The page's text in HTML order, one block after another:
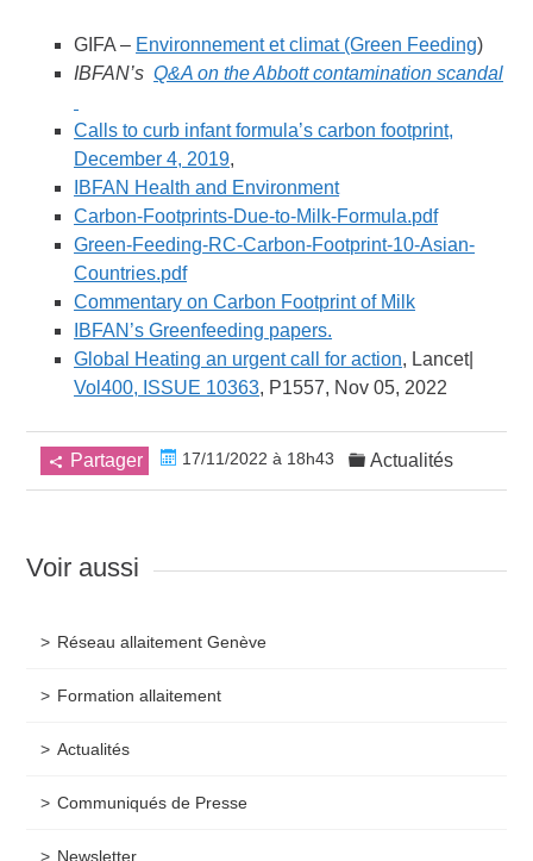
GIFA – Environnement et climat (Green Feeding)
IBFAN’sQ&A on the Abbott contamination scandal
Calls to curb infant formula’s carbon footprint,
December 4, 2019,
IBFAN Health and Environment
Carbon-Footprints-Due-to-Milk-Formula.pdf
Green-Feeding-RC-Carbon-Footprint-10-Asian-
Countries.pdf
Commentary on Carbon Footprint of Milk
IBFAN’s Greenfeeding papers.
Global Heating an urgent call for action, Lancet|
Vol400, ISSUE 10363, P1557, Nov 05, 2022
Partager 17/11/2022 à 18h43 Actualités
Voir aussi
Réseau allaitement Genève
Formation allaitement
Actualités
Communiqués de Presse
Newsletter